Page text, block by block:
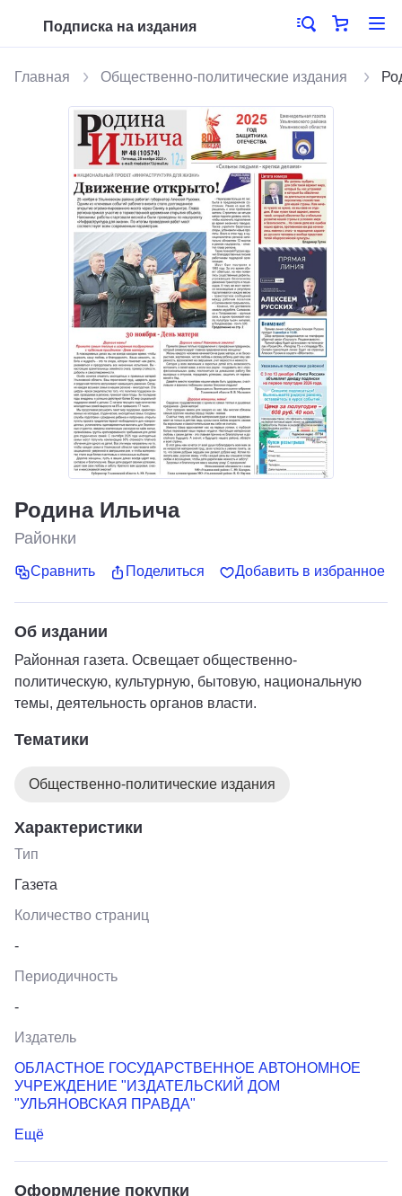
Подписка на издания
Главная Общественно-политические издания
Родина Ильича
Районки
Сравнить Поделиться Добавить в избранное
Об издании
Районная газета. Освещает общественно-
политическую, культурную, бытовую, национальную
темы, деятельность органов власти.
Тематики
Общественно-политические издания
Характеристики
Тип
Газета
Количество страниц
-
Периодичность
-
Издатель
ОБЛАСТНОЕ ГОСУДАРСТВЕННОЕ АВТОНОМНОЕ
УЧРЕЖДЕНИЕ "ИЗДАТЕЛЬСКИЙ ДОМ
"УЛЬЯНОВСКАЯ ПРАВДА"
Ещё
Оформление покупки